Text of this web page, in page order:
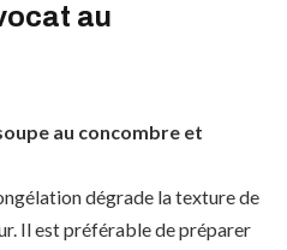
au
au concombre et
dégrade la texture de
Il est préférable de préparer